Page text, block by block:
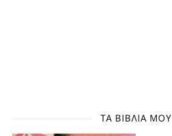
ΤΑ ΒΙΒΛΊΑ ΜΟΥ